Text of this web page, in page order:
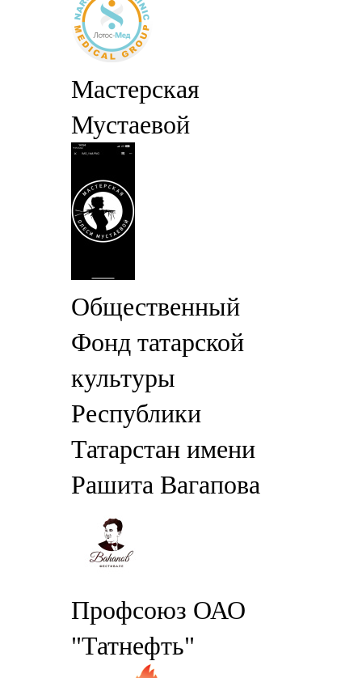
Мастерская
Мустаевой
Общественный
Фонд татарской
культуры
Республики
Татарстан имени
Рашита Вагапова
Профсоюз ОАО
"Татнефть"